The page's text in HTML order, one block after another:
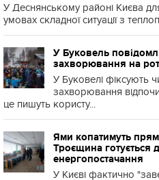
У Деснянському районі Києва
умовах складної ситуації з
У Буковель
захворювання на
У Буковелі фіксують
захворювання
це пишуть користу...
Ями копатимуть
Троєщина готується
енергопостачання
У Києві фактично